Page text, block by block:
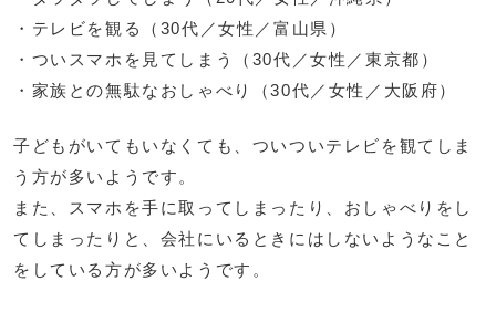
・テレビを観る（30代／女性／富山県）
・ついスマホを見てしまう（30代／女性／東京都）
・家族との無駄なおしゃべり（30代／女性／大阪府）
子どもがいてもいなくても、ついついテレビを観てしま
う方が多いようです。
また、スマホを手に取ってしまったり、おしゃべりをし
てしまったりと、会社にいるときにはしないようなこと
をしている方が多いようです。